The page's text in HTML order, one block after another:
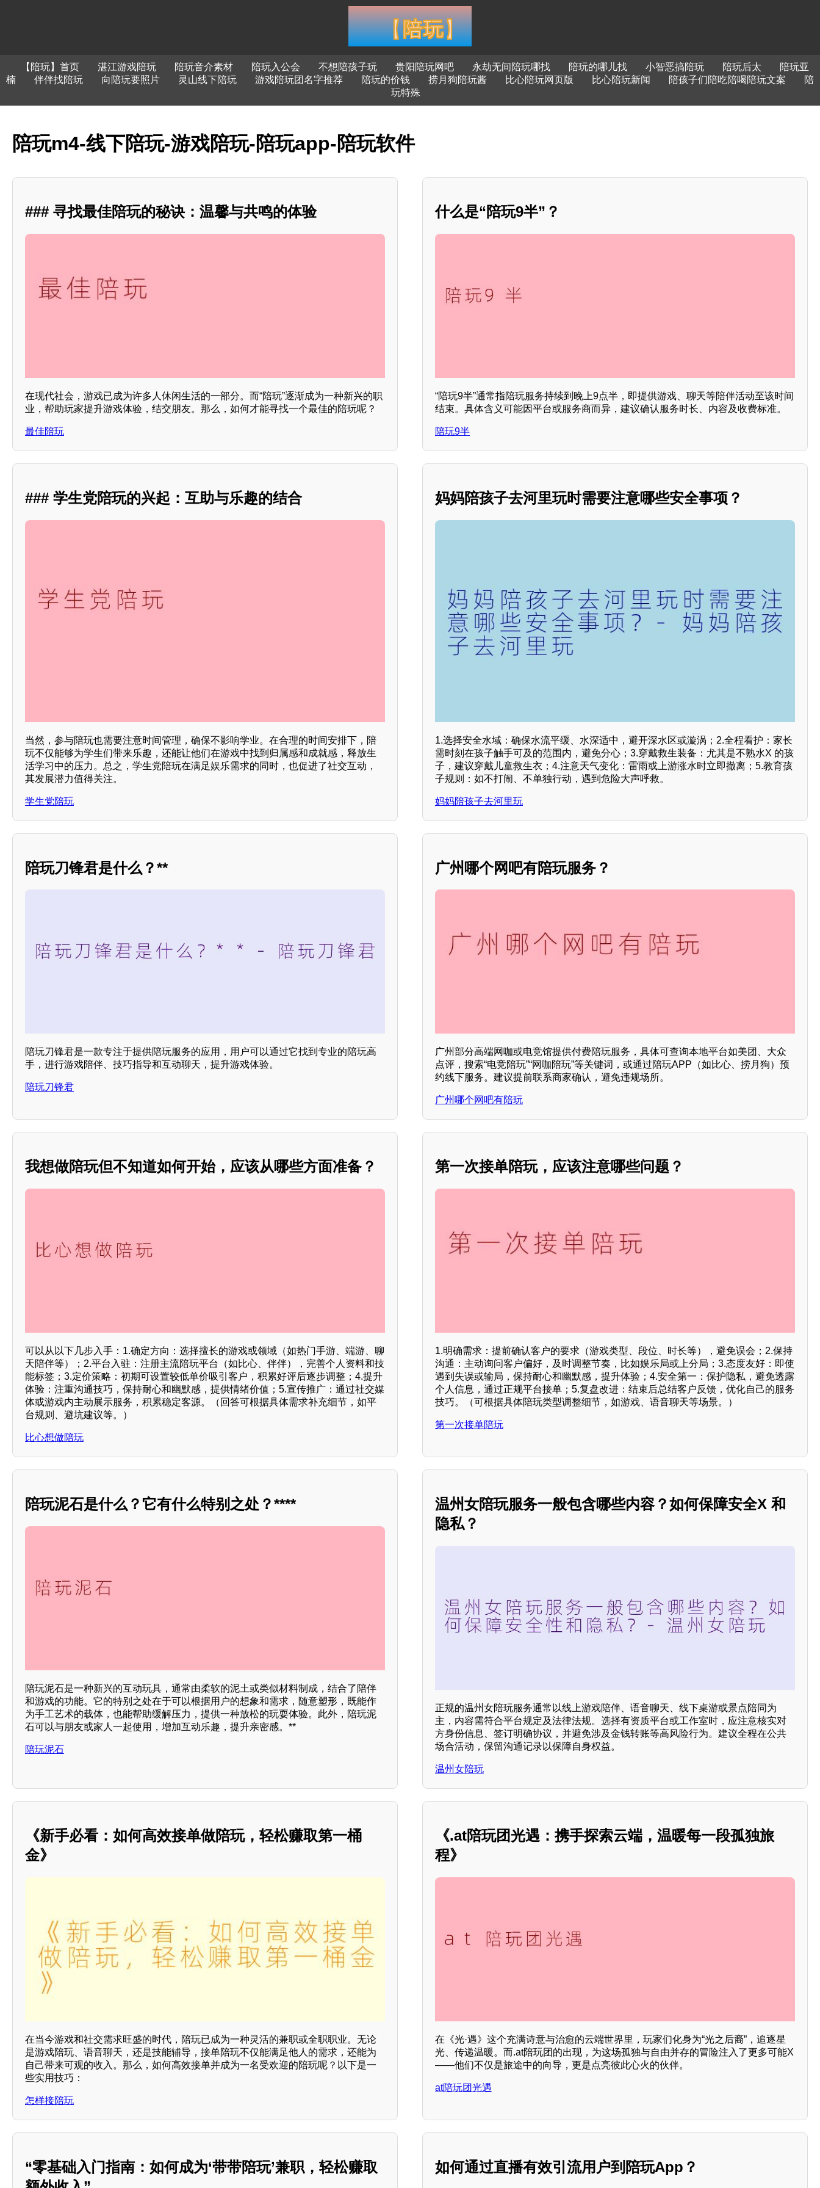
【陪玩】首页 湛江游戏陪玩 陪玩音介素材 陪玩入公会 不想陪孩子玩 贵阳陪玩网吧 永劫无间陪玩哪找 陪玩的哪儿找 小智恶搞陪玩 陪玩后太
陪玩亚
楠
伴伴找陪玩 向陪玩要照片 灵山线下陪玩 游戏陪玩团名字推荐 陪玩的价钱 捞月狗陪玩酱 比心陪玩网页版 比心陪玩新闻 陪孩子们陪吃陪喝陪玩文案
陪
玩特殊
陪玩m4-线下陪玩-游戏陪玩-陪玩app-陪玩软件
### 寻找最佳陪玩的秘诀：温馨与共鸣的体验
在现代社会，游戏已成为许多人休闲生活的一部分。而“陪玩”逐渐成为一种新兴的职
业，帮助玩家提升游戏体验，结交朋友。那么，如何才能寻找一个最佳的陪玩呢？
最佳陪玩
什么是“陪玩9半”？
“陪玩9半”通常指陪玩服务持续到晚上9点半，即提供游戏、聊天等陪伴活动至该时间
结束。具体含义可能因平台或服务商而异，建议确认服务时长、内容及收费标准。
陪玩9半
### 学生党陪玩的兴起：互助与乐趣的结合
当然，参与陪玩也需要注意时间管理，确保不影响学业。在合理的时间安排下，陪
玩不仅能够为学生们带来乐趣，还能让他们在游戏中找到归属感和成就感，释放生
活学习中的压力。总之，学生党陪玩在满足娱乐需求的同时，也促进了社交互动，
其发展潜力值得关注。
学生党陪玩
妈妈陪孩子去河里玩时需要注意哪些安全事项？
1.选择安全水域：确保水流平缓、水深适中，避开深水区或漩涡；2.全程看护：家长
需时刻在孩子触手可及的范围内，避免分心；3.穿戴救生装备：尤其是不熟水X 的孩
子，建议穿戴儿童救生衣；4.注意天气变化：雷雨或上游涨水时立即撤离；5.教育孩
子规则：如不打闹、不单独行动，遇到危险大声呼救。
妈妈陪孩子去河里玩
陪玩刀锋君是什么？**
陪玩刀锋君是一款专注于提供陪玩服务的应用，用户可以通过它找到专业的陪玩高
手，进行游戏陪伴、技巧指导和互动聊天，提升游戏体验。
陪玩刀锋君
广州哪个网吧有陪玩服务？
广州部分高端网咖或电竞馆提供付费陪玩服务，具体可查询本地平台如美团、大众
点评，搜索“电竞陪玩”“网咖陪玩”等关键词，或通过陪玩APP（如比心、捞月狗）预
约线下服务。建议提前联系商家确认，避免违规场所。
广州哪个网吧有陪玩
我想做陪玩但不知道如何开始，应该从哪些方面准备？
可以从以下几步入手：1.确定方向：选择擅长的游戏或领域（如热门手游、端游、聊
天陪伴等）；2.平台入驻：注册主流陪玩平台（如比心、伴伴），完善个人资料和技
能标签；3.定价策略：初期可设置较低单价吸引客户，积累好评后逐步调整；4.提升
体验：注重沟通技巧，保持耐心和幽默感，提供情绪价值；5.宣传推广：通过社交媒
体或游戏内主动展示服务，积累稳定客源。（回答可根据具体需求补充细节，如平
台规则、避坑建议等。）
比心想做陪玩
第一次接单陪玩，应该注意哪些问题？
1.明确需求：提前确认客户的要求（游戏类型、段位、时长等），避免误会；2.保持
沟通：主动询问客户偏好，及时调整节奏，比如娱乐局或上分局；3.态度友好：即使
遇到失误或输局，保持耐心和幽默感，提升体验；4.安全第一：保护隐私，避免透露
个人信息，通过正规平台接单；5.复盘改进：结束后总结客户反馈，优化自己的服务
技巧。（可根据具体陪玩类型调整细节，如游戏、语音聊天等场景。）
第一次接单陪玩
陪玩泥石是什么？它有什么特别之处？****
陪玩泥石是一种新兴的互动玩具，通常由柔软的泥土或类似材料制成，结合了陪伴
和游戏的功能。它的特别之处在于可以根据用户的想象和需求，随意塑形，既能作
为手工艺术的载体，也能帮助缓解压力，提供一种放松的玩耍体验。此外，陪玩泥
石可以与朋友或家人一起使用，增加互动乐趣，提升亲密感。**
陪玩泥石
温州女陪玩服务一般包含哪些内容？如何保障安全X 和
隐私？
正规的温州女陪玩服务通常以线上游戏陪伴、语音聊天、线下桌游或景点陪同为
主，内容需符合平台规定及法律法规。选择有资质平台或工作室时，应注意核实对
方身份信息、签订明确协议，并避免涉及金钱转账等高风险行为。建议全程在公共
场合活动，保留沟通记录以保障自身权益。
温州女陪玩
《新手必看：如何高效接单做陪玩，轻松赚取第一桶
金》
在当今游戏和社交需求旺盛的时代，陪玩已成为一种灵活的兼职或全职职业。无论
是游戏陪玩、语音聊天，还是技能辅导，接单陪玩不仅能满足他人的需求，还能为
自己带来可观的收入。那么，如何高效接单并成为一名受欢迎的陪玩呢？以下是一
些实用技巧：
怎样接陪玩
《.at陪玩团光遇：携手探索云端，温暖每一段孤独旅
程》
在《光·遇》这个充满诗意与治愈的云端世界里，玩家们化身为“光之后裔”，追逐星
光、传递温暖。而.at陪玩团的出现，为这场孤独与自由并存的冒险注入了更多可能X
——他们不仅是旅途中的向导，更是点亮彼此心火的伙伴。
at陪玩团光遇
“零基础入门指南：如何成为‘带带陪玩’兼职，轻松赚取
如何通过直播有效引流用户到陪玩App？